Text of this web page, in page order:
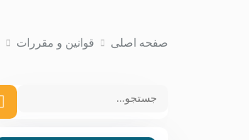
صفحه اصلی قوانین و مقررات